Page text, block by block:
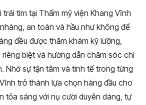
tim tại Thẩm mỹ viện Khang Vĩnh
an toàn và hầu như không để
đều được thăm khám kỹ lưỡng,
biệt và hướng dẫn chăm sóc chi
Nhờ sự tận tâm và tinh tế trong từng
trở thành lựa chọn hàng đầu cho
tỏa sáng với nụ cười duyên dáng, tự